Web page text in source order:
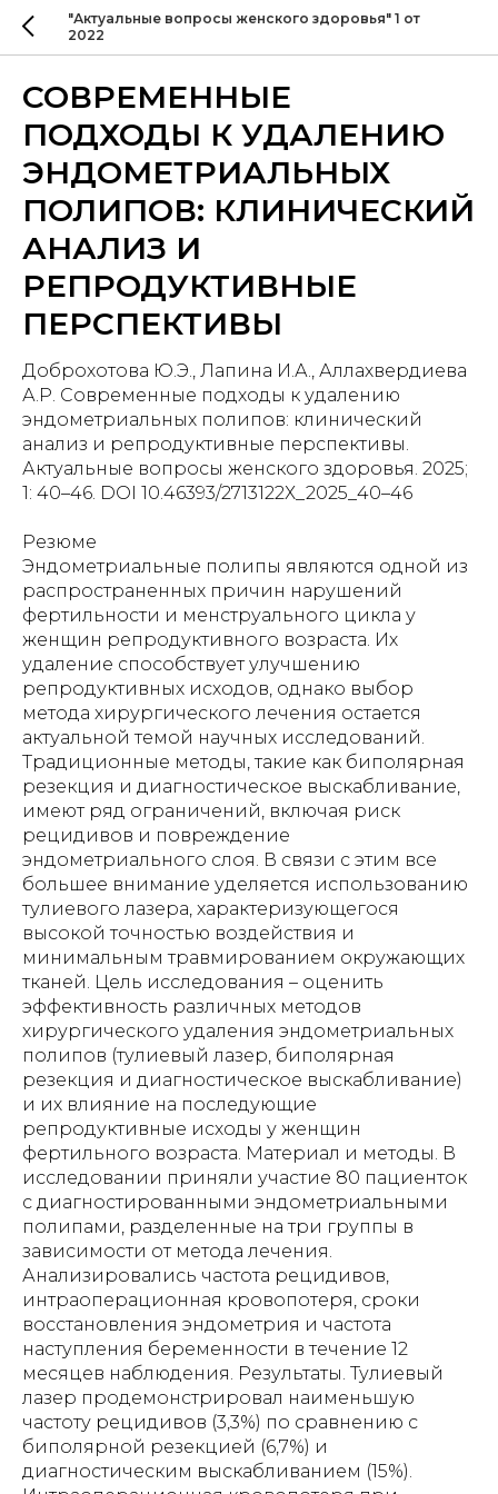
"Актуальные вопросы женского здоровья" 1 от
2022
СОВРЕМЕННЫЕ
ПОДХОДЫ К УДАЛЕНИЮ
ЭНДОМЕТРИАЛЬНЫХ
ПОЛИПОВ: КЛИНИЧЕСКИЙ
АНАЛИЗ И
РЕПРОДУКТИВНЫЕ
ПЕРСПЕКТИВЫ
Доброхотова Ю.Э., Лапина И.А., Аллахвердиева
А.Р. Современные подходы к удалению
эндометриальных полипов: клинический
анализ и репродуктивные перспективы.
Актуальные вопросы женского здоровья. 2025;
1: 40–46. DOI 10.46393/2713122Х_2025_40–46
Резюме
Эндометриальные полипы являются одной из
распространенных причин нарушений
фертильности и менструального цикла у
женщин репродуктивного возраста. Их
удаление способствует улучшению
репродуктивных исходов, однако выбор
метода хирургического лечения остается
актуальной темой научных исследований.
Традиционные методы, такие как биполярная
резекция и диагностическое выскабливание,
имеют ряд ограничений, включая риск
рецидивов и повреждение
эндометриального слоя. В связи с этим все
большее внимание уделяется использованию
тулиевого лазера, характеризующегося
высокой точностью воздействия и
минимальным травмированием окружающих
тканей. Цель исследования – оценить
эффективность различных методов
хирургического удаления эндометриальных
полипов (тулиевый лазер, биполярная
резекция и диагностическое выскабливание)
и их влияние на последующие
репродуктивные исходы у женщин
фертильного возраста. Материал и методы. В
исследовании приняли участие 80 пациенток
с диагностированными эндометриальными
полипами, разделенные на три группы в
зависимости от метода лечения.
Анализировались частота рецидивов,
интраоперационная кровопотеря, сроки
восстановления эндометрия и частота
наступления беременности в течение 12
месяцев наблюдения. Результаты. Тулиевый
лазер продемонстрировал наименьшую
частоту рецидивов (3,3%) по сравнению с
биполярной резекцией (6,7%) и
диагностическим выскабливанием (15%).